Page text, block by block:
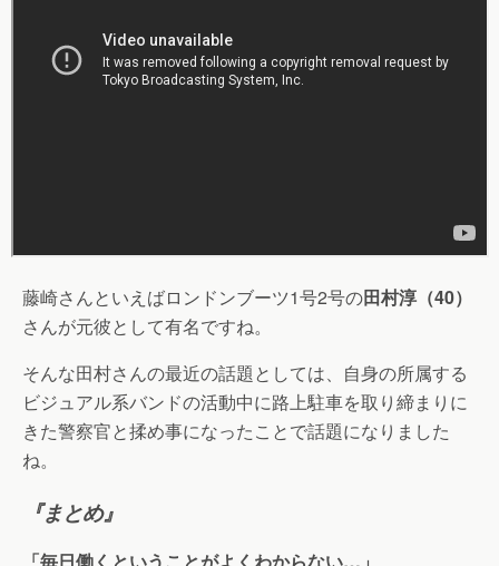
藤崎さんといえばロンドンブーツ1号2号の田村淳（40）
さんが元彼として有名ですね。
そんな田村さんの最近の話題としては、自身の所属する
ビジュアル系バンドの活動中に路上駐車を取り締まりに
きた警察官と揉め事になったことで話題になりました
ね。
『まとめ』
「毎日働くということがよくわからない…」